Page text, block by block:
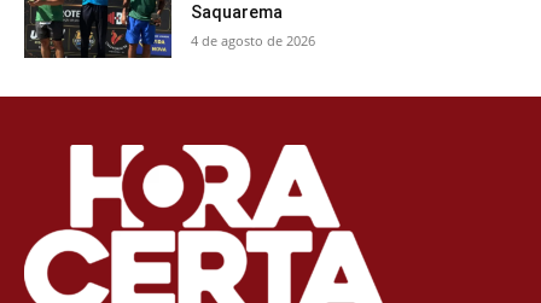
Saquarema
4 de agosto de 2026